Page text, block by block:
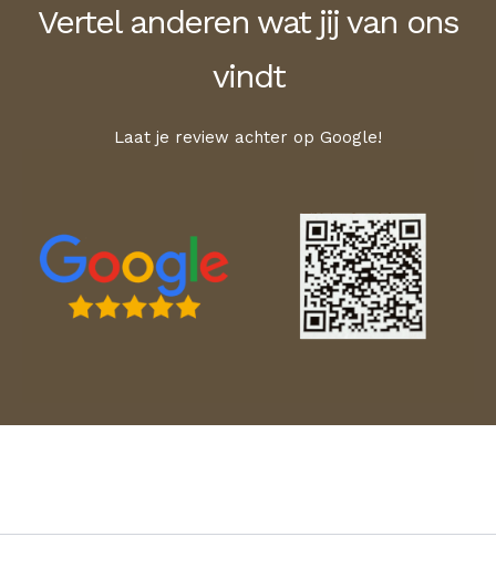
Vertel anderen wat jij van ons
vindt
Laat je review achter op Google!